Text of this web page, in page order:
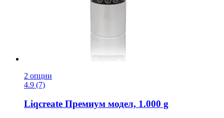
2 опции
4.9 (7)
Liqcreate Премиум модел, 1.000 g